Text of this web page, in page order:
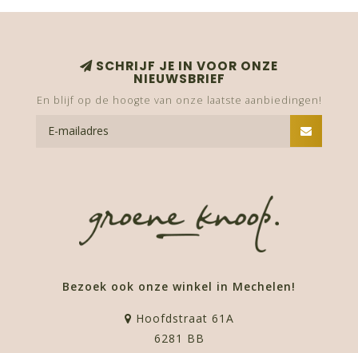
SCHRIJF JE IN VOOR ONZE
NIEUWSBRIEF
En blijf op de hoogte van onze laatste aanbiedingen!
Bezoek ook onze winkel in Mechelen!
Hoofdstraat 61A
6281 BB